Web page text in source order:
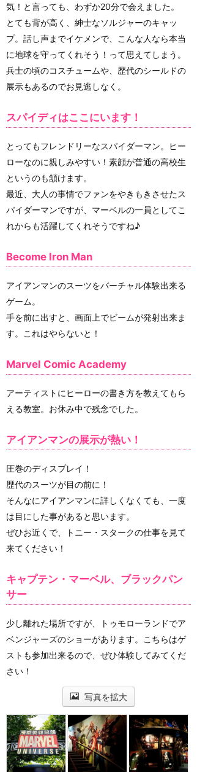
気！と言っても、わずか20分で会えました。
とても背が高く、紳士なソルジャーのキャッ
プ。話し声までイケメンで、こんな人なら本当
に地球を守ってくれそう！って思えてしまう。
兵士の頃のコスチュームや、歴代のシールドの
展示もあるのでお見逃しなく。
スパイディはここにいます！
とってもフレンドリーなスパイダーマン。ヒー
ローなのに親しみやすい！素顔が普通の高校生
というのも頷けます。
最近、大人の事情でファンをやきもきさせたス
パイダーマンですが、マーベルの一員としてこ
れからも活躍してくれそうですね♪
Become Iron Man
アイアンマンのスーツをバーチャル体験出来る
ゲーム。
手を前に出すと、画面上でビームが発射出来ま
す。これはやらないと！
Marvel Comic Academy
アーティストにヒーローの書き方を教えてもら
える教室。お休み中で残念でした。
アイアンマンの展示が熱い！
圧巻のディスプレイ！
歴代のスーツが目の前に！
そんなにアイアンマンに詳しくなくても、一度
は目にした事があると思います。
ぜひお近くで、トニー・スタークの仕事を見て
来てください！
キャプテン・マーベル、ブラックパン
サー
少し離れた場所ですが、トゥモローランドでア
ベンジャーズのショーがあります。こちらはゲ
ストも参加出来るので、ぜひ体験してみてくだ
さい！
写真を拡大